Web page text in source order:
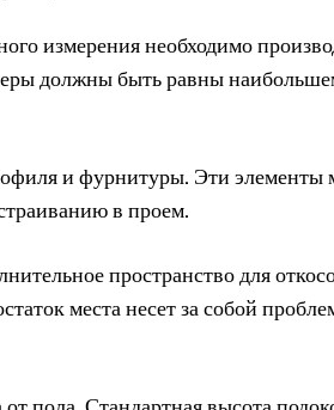
измерения необходимо
должны быть равны
и фурнитуры. Эти элементы
в проем.
пространство для
места несет за собой